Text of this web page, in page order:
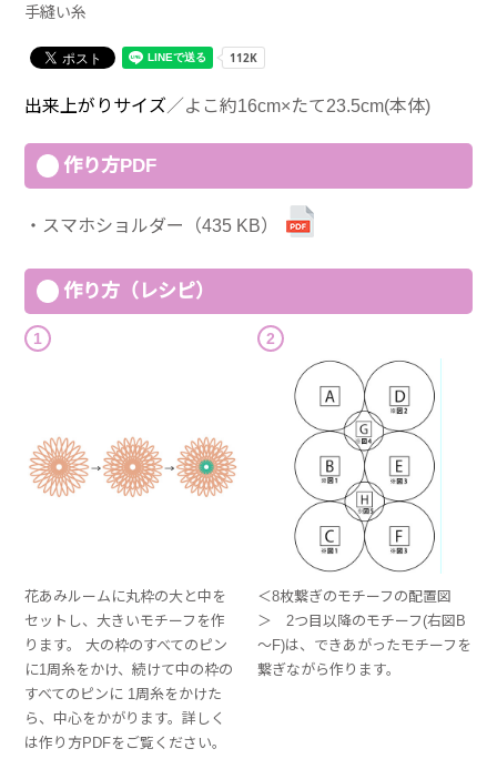
手縫い糸
出来上がりサイズ／よこ約16cm×たて23.5cm(本体)
作り方PDF
スマホショルダー（435 KB）
作り方（レシピ）
1
花あみルームに丸枠の大と中を
セットし、大きいモチーフを作
ります。 大の枠のすべてのピン
に1周糸をかけ、続けて中の枠の
すべてのピンに 1周糸をかけた
ら、中心をかがります。詳しく
は作り方PDFをご覧ください。
2
＜8枚繋ぎのモチーフの配置図
＞ 2つ目以降のモチーフ(右図B
～F)は、できあがったモチーフを
繋ぎながら作ります。